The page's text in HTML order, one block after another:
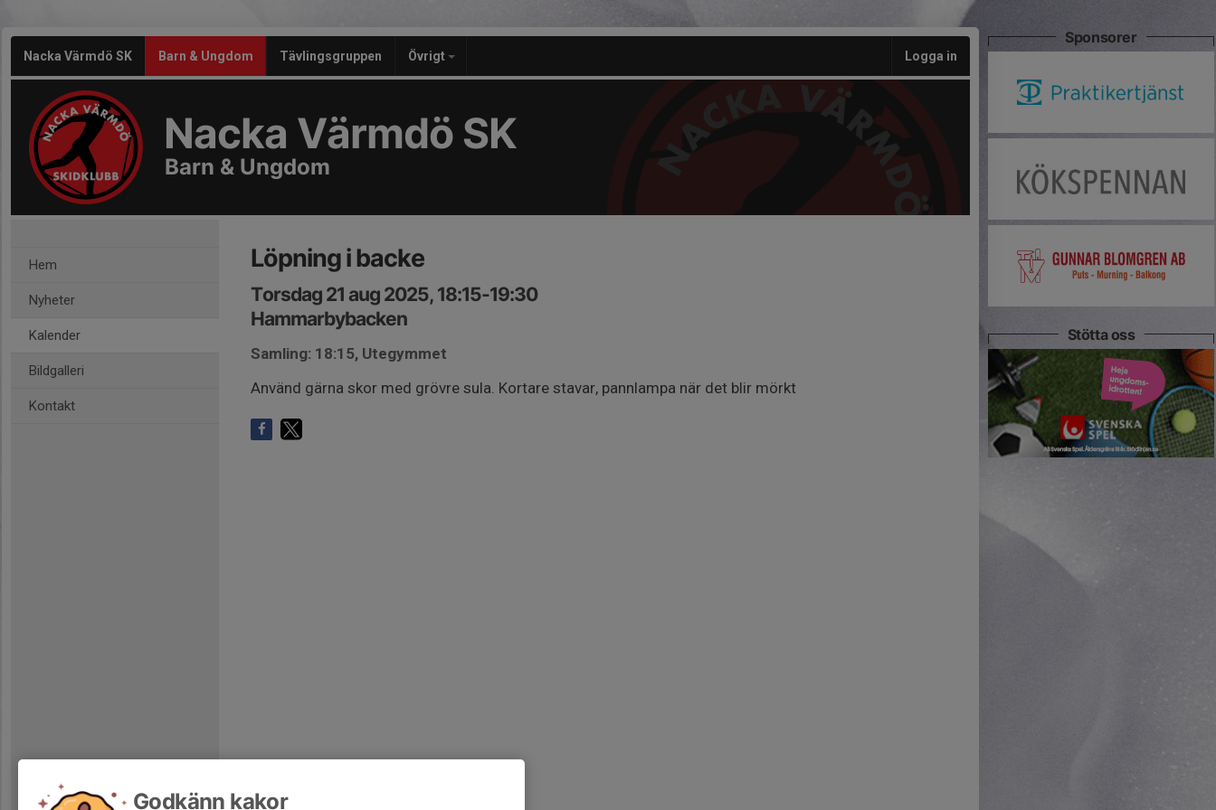
Nacka Värmdö SK Barn & Ungdom Tävlingsgruppen Övrigt Logga in
Nacka Värmdö SK
Barn & Ungdom
Hem
Nyheter
Kalender
Bildgalleri
Kontakt
Löpning i backe
Torsdag 21 aug 2025, 18:15-19:30
Hammarbybacken
Samling: 18:15, Utegymmet
Använd gärna skor med grövre sula. Kortare stavar, pannlampa när det blir mörkt
Sponsorer
Stötta oss
Godkänn kakor